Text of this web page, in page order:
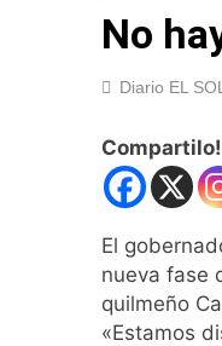
No
Diario EL SOL
Compartilo!
El
nueva fase
quilmeño
«Estamos